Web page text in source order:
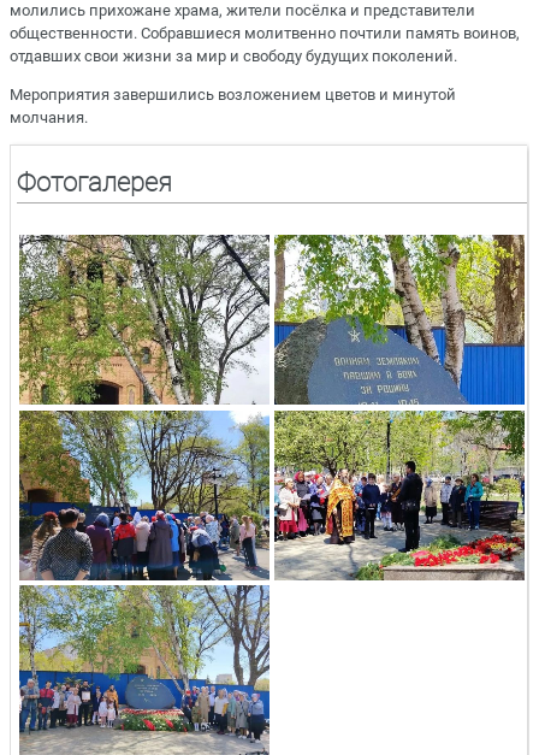
молились прихожане храма, жители посёлка и представители
общественности. Собравшиеся молитвенно почтили память воинов,
отдавших свои жизни за мир и свободу будущих поколений.
Мероприятия завершились возложением цветов и минутой
молчания.
Фотогалерея